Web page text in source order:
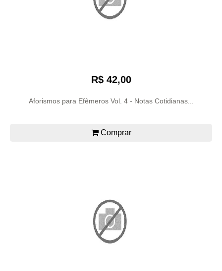
R$ 42,00
Aforismos para Efêmeros Vol. 4 - Notas Cotidianas...
Comprar